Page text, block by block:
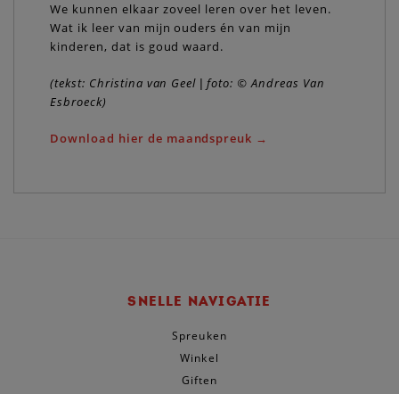
We kunnen elkaar zoveel leren over het leven.
Wat ik leer van mijn ouders én van mijn
kinderen, dat is goud waard.
(tekst: Christina van Geel | foto: © Andreas Van
Esbroeck)
Download hier de maandspreuk →
SNELLE NAVIGATIE
Spreuken
Winkel
Giften